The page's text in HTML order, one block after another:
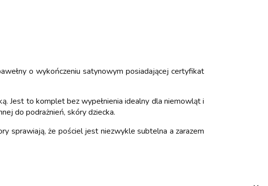
o wykończeniu satynowym posiadającej certyfikat
Jest to komplet bez wypełnienia idealny dla niemowląt i
do podrażnień, skóry dziecka.
sprawiają, że pościel jest niezwykle subtelna a zarazem